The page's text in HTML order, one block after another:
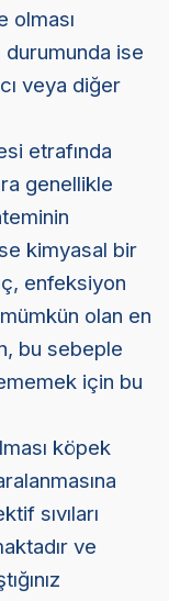
olması
durumunda ise
veya diğer
etrafında
genellikle
kimyasal bir
enfeksiyon
olan en
bu sebeple
için bu
köpek
sıvıları
ve